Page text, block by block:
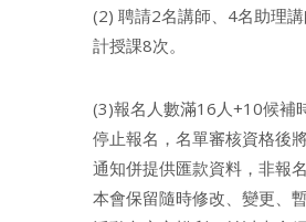
(2) 聘請2名講師、4名助理
計授課8次。
(3)報名人數滿16人+10候補
停止報名，名單審核資格後
通知併提供匯款資料，非報名
本會保留隨時修改、變更、